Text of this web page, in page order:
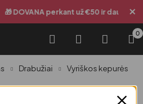
🎁 DOVANA perkant už €50 ir daugiau
0
Drabužiai Vyriškos kepurės